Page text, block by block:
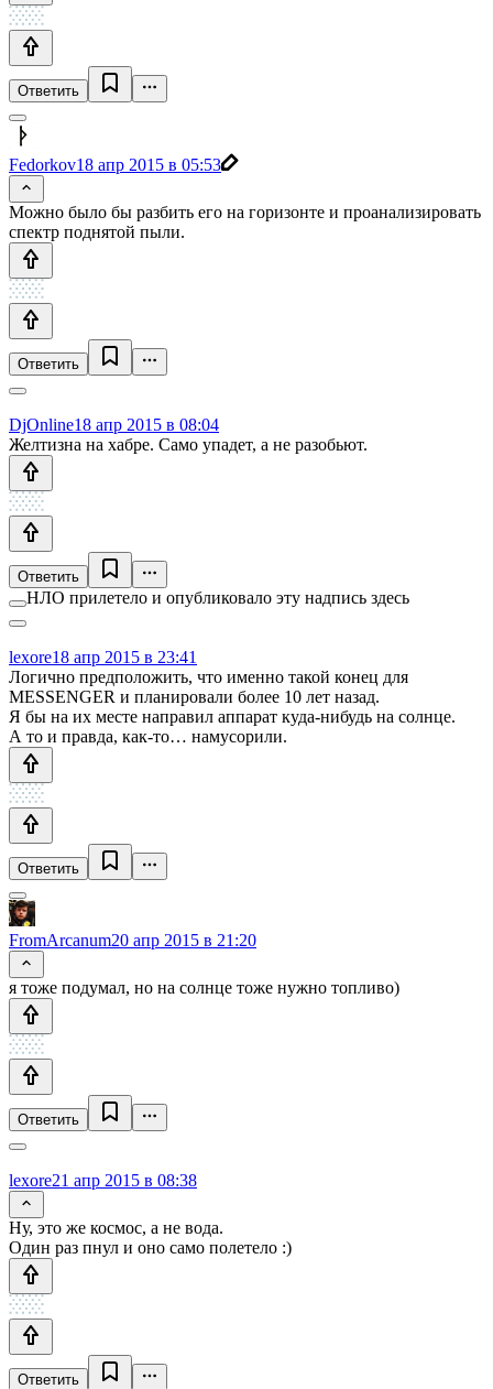
Ответить
Fedorkov18 апр 2015 в 05:53
Можно было бы разбить его на горизонте и проанализировать
спектр поднятой пыли.
Ответить
DjOnline18 апр 2015 в 08:04
Желтизна на хабре. Само упадет, а не разобьют.
Ответить
НЛО прилетело и опубликовало эту надпись здесь
lexore18 апр 2015 в 23:41
Логично предположить, что именно такой конец для
MESSENGER и планировали более 10 лет назад.
Я бы на их месте направил аппарат куда-нибудь на солнце.
А то и правда, как-то… намусорили.
Ответить
FromArcanum20 апр 2015 в 21:20
я тоже подумал, но на солнце тоже нужно топливо)
Ответить
lexore21 апр 2015 в 08:38
Ну, это же космос, а не вода.
Один раз пнул и оно само полетело :)
Ответить